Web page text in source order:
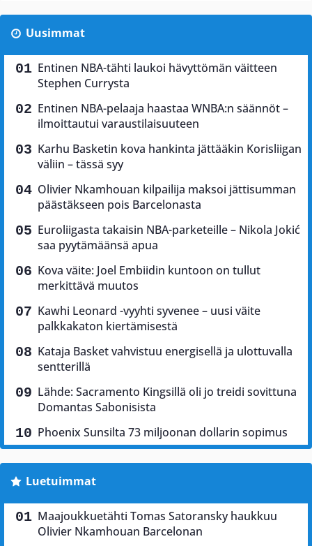
Uusimmat
Entinen NBA-tähti laukoi hävyttömän väitteen
Stephen Currysta
Entinen NBA-pelaaja haastaa WNBA:n säännöt –
ilmoittautui varaustilaisuuteen
Karhu Basketin kova hankinta jättääkin Korisliigan
väliin – tässä syy
Olivier Nkamhouan kilpailija maksoi jättisumman
päästäkseen pois Barcelonasta
Euroliigasta takaisin NBA-parketeille – Nikola Jokić
saa pyytämäänsä apua
Kova väite: Joel Embiidin kuntoon on tullut
merkittävä muutos
Kawhi Leonard -vyyhti syvenee – uusi väite
palkkakaton kiertämisestä
Kataja Basket vahvistuu energisellä ja ulottuvalla
sentterillä
Lähde: Sacramento Kingsillä oli jo treidi sovittuna
Domantas Sabonisista
Phoenix Sunsilta 73 miljoonan dollarin sopimus
Luetuimmat
Maajoukkuetähti Tomas Satoransky haukkuu
Olivier Nkamhouan Barcelonan